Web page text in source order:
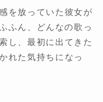
を放っていた彼女が
ふん、どんなの歌っ
し、最初に出てきた
れた気持ちになっ